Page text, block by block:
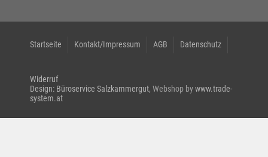
Startseite Kontakt/Impressum AGB Datenschutz
Widerruf
Design: Büroservice Salzkammergut, Webshop bywww.trade-
system.at